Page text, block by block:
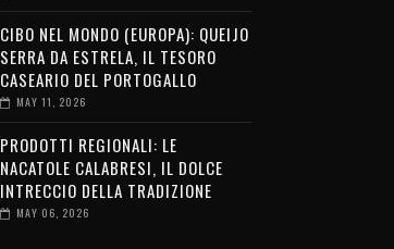
CIBO NEL MONDO (EUROPA): QUEIJO
SERRA DA ESTRELA, IL TESORO
CASEARIO DEL PORTOGALLO
MAY 11, 2026
PRODOTTI REGIONALI: LE
NACATOLE CALABRESI, IL DOLCE
INTRECCIO DELLA TRADIZIONE
MAY 06, 2026